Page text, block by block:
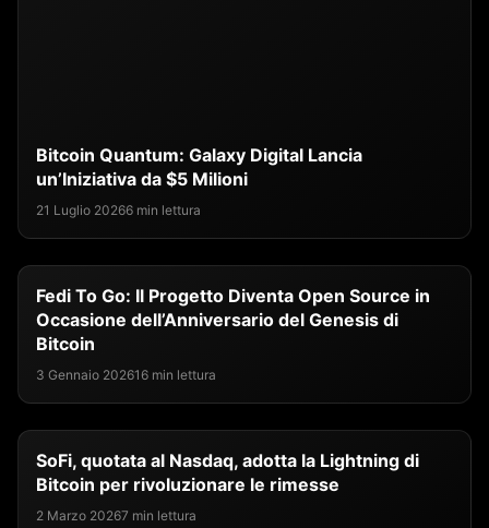
Bitcoin Quantum: Galaxy Digital Lancia
un’Iniziativa da $5 Milioni
21 Luglio 20266 min lettura
Fedi To Go: Il Progetto Diventa Open Source in
Occasione dell’Anniversario del Genesis di
Bitcoin
3 Gennaio 202616 min lettura
SoFi, quotata al Nasdaq, adotta la Lightning di
Bitcoin per rivoluzionare le rimesse
2 Marzo 20267 min lettura